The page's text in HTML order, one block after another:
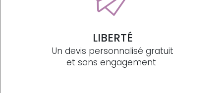
LIBERTÉ
Un devis personnalisé gratuit
et sans engagement